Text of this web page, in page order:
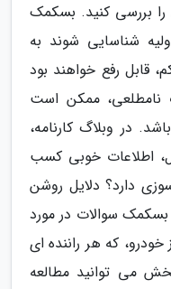
بررسی کنید. بسکمک
شناسایی شوند به
قابل رفع خواهند بود
نامطلعی، ممکن است
در وبلاگ کارنامه،
اطلاعات خوبی کسب
دارد؟ دلایل روشن
سوالات در مورد
که هر راننده ای
می توانید مطالعه